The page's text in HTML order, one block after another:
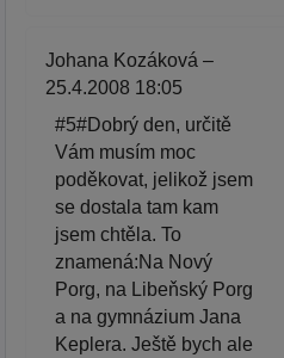
Johana Kozáková –
25.4.2008 18:05
#5#Dobrý den, určitě
Vám musím moc
poděkovat, jelikož jsem
se dostala tam kam
jsem chtěla. To
znamená:Na Nový
Porg, na Libeňský Porg
a na gymnázium Jana
Keplera. Ještě bych ale